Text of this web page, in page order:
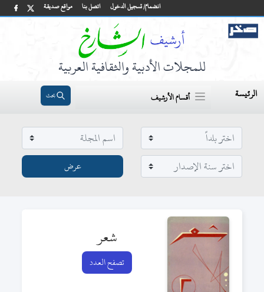
مواقع صديقة اتصل بنا انضمام/ تسجيل الدخول
للمجلات الأدبية والثقافية العربية
الرئيسة أقسام الأرشيف بحث
شعر
تصفح العدد